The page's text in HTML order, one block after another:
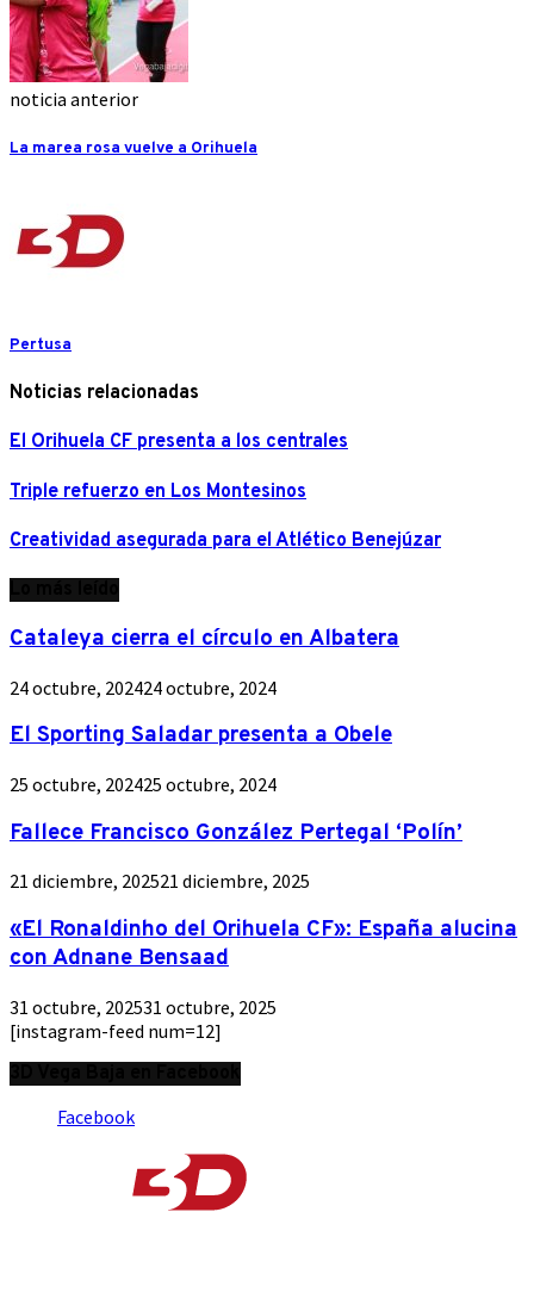
noticia anterior
La marea rosa vuelve a Orihuela
Pertusa
Noticias relacionadas
El Orihuela CF presenta a los centrales
Triple refuerzo en Los Montesinos
Creatividad asegurada para el Atlético Benejúzar
Cataleya cierra el círculo en Albatera
24 octubre, 202424 octubre, 2024
El Sporting Saladar presenta a Obele
25 octubre, 202425 octubre, 2024
Fallece Francisco González Pertegal ‘Polín’
21 diciembre, 202521 diciembre, 2025
«El Ronaldinho del Orihuela CF»: España alucina
con Adnane Bensaad
31 octubre, 202531 octubre, 2025
[instagram-feed num=12]
Facebook